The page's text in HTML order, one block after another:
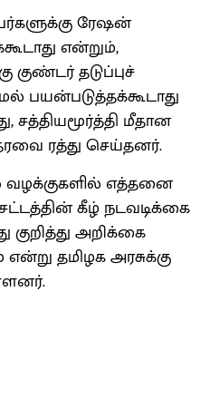
ரேஷன்
என்றும்,
தடுப்புச்
பயன்படுத்தக்கூடாது
சத்தியமூர்த்தி மீதான
ரத்து செய்தனர்.
எத்தனை
கீழ் நடவடிக்கை
குறித்து அறிக்கை
தமிழக அரசுக்கு